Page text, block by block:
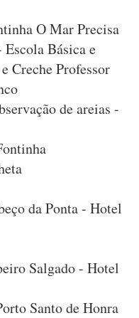
O Mar Precisa
Básica e
Creche Professor
de areias -
da Ponta - Hotel
Salgado - Hotel
Santo de Honra